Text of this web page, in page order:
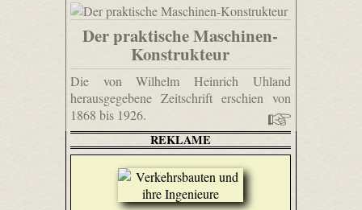
Der praktische Maschinen-
Konstrukteur
Die von Wilhelm Heinrich Uhland
herausgegebene Zeitschrift erschien von
1868 bis 1926.
REKLAME